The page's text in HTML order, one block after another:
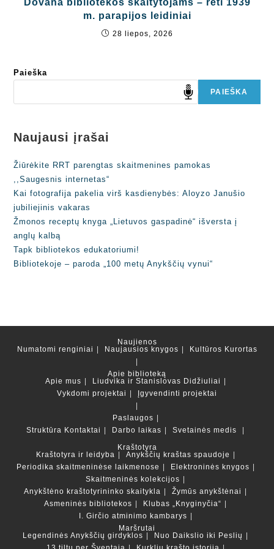
Dovana bibliotekos skaitytojams – reti 1939
m. parapijos leidiniai
28 liepos, 2026
Paieška
PAIEŠKA
Naujausi įrašai
Žiūrėkite RRT parengtas skaitmenines pamokas
,,Saugesnis internetas“
Kai fotografija pakelia virš kasdienybės: Aloyzo Janušio
jubiliejinis vakaras
Žmonos receptų knyga „Lietuvos gaspadinė“ išversta į
anglų kalbą
Tapk bibliotekos edukatoriumi!
Bibliotekoje – paroda „100 metų Anykščių vynui“
Naujienos
Numatomi renginiai
Naujausios knygos Kultūros Kurortas
Apie biblioteką
Apie mus
Liudvika ir Stanislovas Didžiuliai
Vykdomi projektai
Įgyvendinti projektai
Paslaugos
Struktūra Kontaktai Darbo laikas
Svetainės medis
Kraštotyra
Kraštotyra ir leidyba
Anykščių kraštas spaudoje
Periodika skaitmeninėse laikmenose
Elektroninės knygos
Skaitmeninės kolekcijos
Anykštėno kraštotyrininko skaitykla
Žymūs anykštėnai
Asmeninės bibliotekos
Klubas „Knyginyčia“
I. Girčio atminimo kambarys
Maršrutai
Legendinės Anykščių girdyklos
Nuo Daikslio iki Peslių